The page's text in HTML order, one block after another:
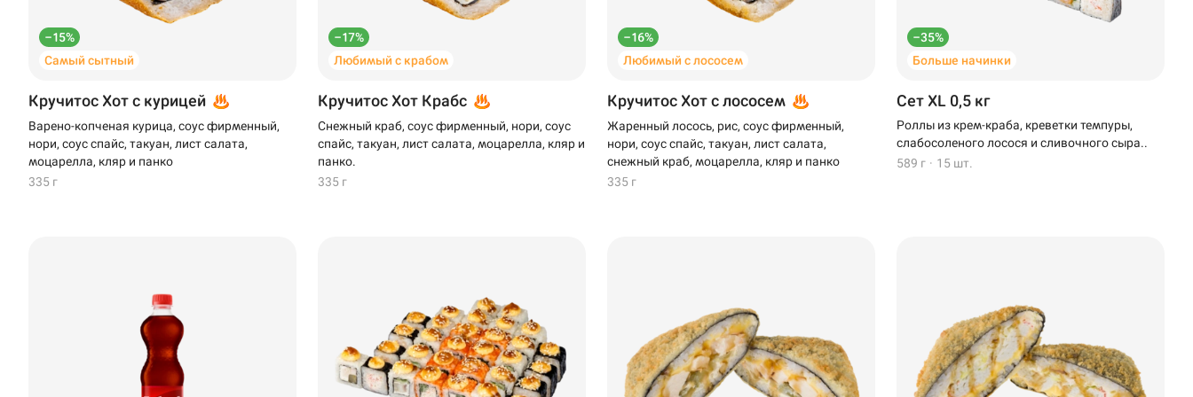
–15%
Самый сытный
Кручитос Хот с курицей
Варено-копченая курица, соус фирменный,
нори, соус спайс, такуан, лист салата,
моцарелла, кляр и панко
335 г
–17%
Любимый с крабом
Кручитос Хот Крабс
Снежный краб, соус фирменный, нори, соус
спайс, такуан, лист салата, моцарелла, кляр и
панко.
335 г
–16%
Любимый с лососем
Кручитос Хот с лососем
Жаренный лосось, рис, соус фирменный,
нори, соус спайс, такуан, лист салата,
снежный краб, моцарелла, кляр и панко
335 г
–35%
Больше начинки
Сет XL 0,5 кг
Роллы из крем-краба, креветки темпуры,
слабосоленого лосося и сливочного сыра..
589 г · 15 шт.